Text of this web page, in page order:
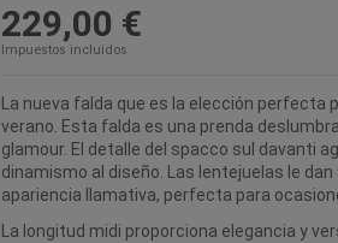
229,00 €
Impuestos incluidos
La nueva falda que es la elección perfecta
verano. Esta falda es una prenda
glamour. El detalle del spacco sul davanti
dinamismo al diseño. Las lentejuelas le dan
apariencia llamativa, perfecta para
La longitud midi proporciona elegancia y